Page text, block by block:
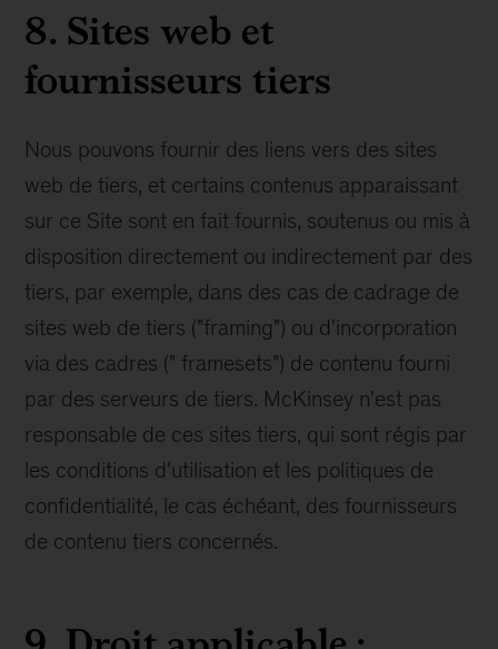
8. Sites web et
fournisseurs tiers
Nous pouvons fournir des liens vers des sites
web de tiers, et certains contenus apparaissant
sur ce Site sont en fait fournis, soutenus ou mis à
disposition directement ou indirectement par des
tiers, par exemple, dans des cas de cadrage de
sites web de tiers ("framing") ou d'incorporation
via des cadres (" framesets") de contenu fourni
par des serveurs de tiers. McKinsey n'est pas
responsable de ces sites tiers, qui sont régis par
les conditions d'utilisation et les politiques de
confidentialité, le cas échéant, des fournisseurs
de contenu tiers concernés.